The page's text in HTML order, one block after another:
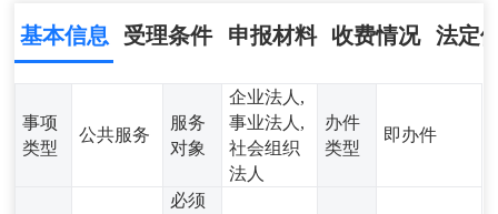
基本信息 受理条件 申报材料 收费情况 法定
事项
类型
公共服务
服务
对象
企业法人,
事业法人,
社会组织
法人
办件
类型
即办件
必须